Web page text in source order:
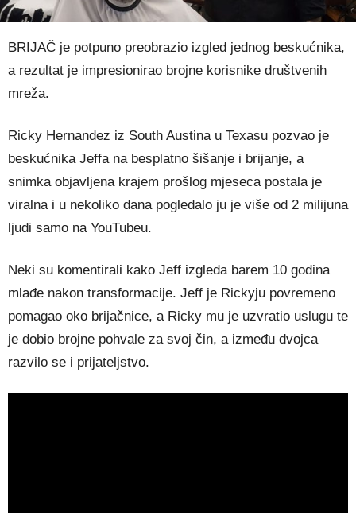
BRIJAČ je potpuno preobrazio izgled jednog beskućnika,
a rezultat je impresionirao brojne korisnike društvenih
mreža.
Ricky Hernandez iz South Austina u Texasu pozvao je
beskućnika Jeffa na besplatno šišanje i brijanje, a
snimka objavljena krajem prošlog mjeseca postala je
viralna i u nekoliko dana pogledalo ju je više od 2 milijuna
ljudi samo na YouTubeu.
Neki su komentirali kako Jeff izgleda barem 10 godina
mlađe nakon transformacije. Jeff je Rickyju povremeno
pomagao oko brijačnice, a Ricky mu je uzvratio uslugu te
je dobio brojne pohvale za svoj čin, a između dvojca
razvilo se i prijateljstvo.